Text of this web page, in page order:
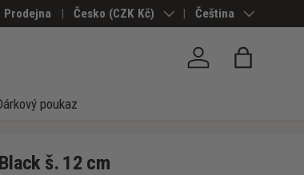
Prodejna Země/Region
Česko (CZK Kč) JazykČeština
Přihlásit seTaška
poukaz
š. 12 cm